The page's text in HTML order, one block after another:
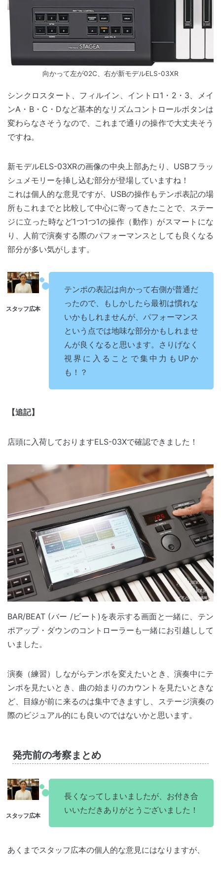
向かって左が02C、右が新モデルELS-03XR
シンクロスタート、フィルイン、イントロ1・2・3、メイ
ンA・B・C・Dなど基本的なリズムコントロールボタンは
変わらなさそうなので、これまで通りの操作で大丈夫そう
ですね。
新モデルELS-03XRの画像の中央上部あたり、USBフラッ
シュメモリーを挿し込む部分が登場していますね！
これは個人的な意見ですが、USBの操作もテンポ表記の場
所もこれまでと比較して中心に寄ってきたことで、ステー
ジに立った時など1つ1つ1の操作（動作）がスマートにな
り、人前で演奏する際のパフォーマンスとしても良くなる
部分が多い気がします。
テンポの表記は向かって右側が普通だ
ったので、もしかしたら最初は慣れな
いかもしれませんが、パフォーマンス
という点では地味な部分かもしれませ
んが良くなると思います。さりげなく
視界に入ることで集中力もUPか
も！？
【追記】
店頭に入荷しておりますELS-03Xで確認できました！
BAR/BEAT (バー /ビート)を表示する画面と一緒に、テン
ポアップ・ダウンのコントローラーも一緒にお引越しして
いました。
演奏（練習）しながらテンポを変えたいとき、演奏中にテ
ンポを見たいとき、曲の始まりのカウントを見たいときな
ど、目線が前に来るのは集中できますし、ステージ演奏の
際のビジュアル的にも良いのではないかと思います。
発売前の考察まとめ
長くなってしまいましたが、お付き合
いいただきありがとうございました！
あくまでスタッフ広本の個人的な意見にはなりますが、